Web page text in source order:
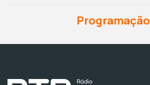
Programação